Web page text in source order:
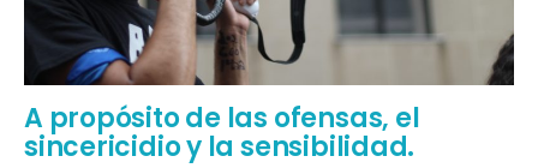
A propósito de las ofensas, el
sincericidio y la sensibilidad.